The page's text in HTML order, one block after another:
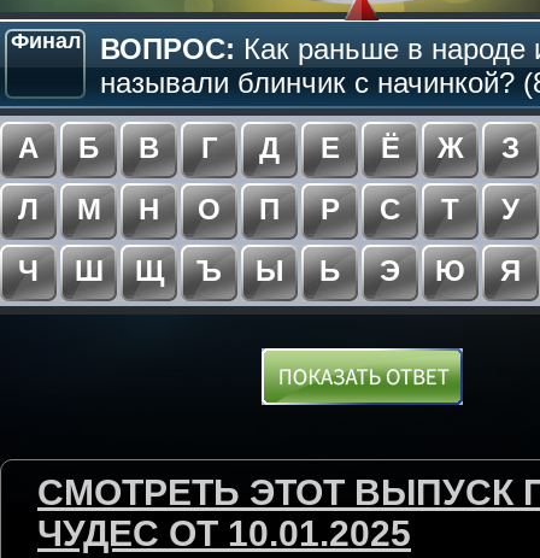
Финал ВОПРОС: Как раньше в народе
называли блинчик с начинкой?
А
Б В Г Д Е Ё Ж
З
Л
М Н О П Р С Т
У
Ч
Ш Щ Ъ Ы Ь Э Ю Я
СМОТРЕТЬ ЭТОТ ВЫПУСК
ЧУДЕС ОТ 10.01.2025